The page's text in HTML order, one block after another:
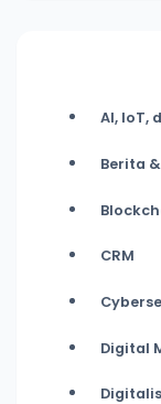
AI, IoT,
Berita
CRM
Digital